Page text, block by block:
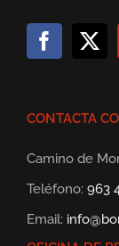
CONTACTA
Camino de
Teléfono: 963
Email: